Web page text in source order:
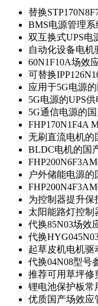
替换
BMS电源管理系
双互换式UPS电
自动化设备电机
60N1F10A场效
可替换
应用于5G电源
5G电源的UPS
5G通信电源的
FHP170N1F4A
无刷直流电机的
BLDC电机的国
户外储能电源的
为控制器提升保
太阳能路灯控制
代换85N03场效
代换
起草皮机电机驱
代换04N08型号
推荐可用草坪修
锂电池保护板常
优质国产场效应